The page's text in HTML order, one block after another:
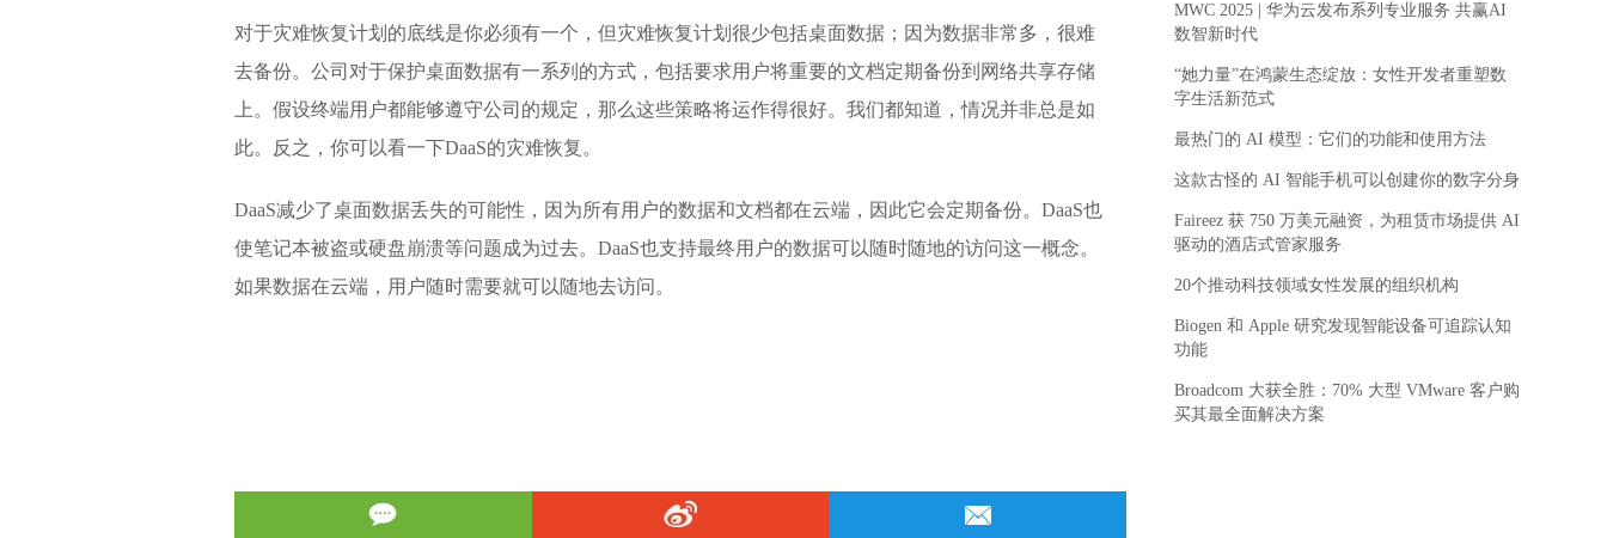
对于灾难恢复计划的底线是你必须有一个，但灾难恢复计划很少包括桌面数据；因为数据非常多，很难
去备份。公司对于保护桌面数据有一系列的方式，包括要求用户将重要的文档定期备份到网络共享存储
上。假设终端用户都能够遵守公司的规定，那么这些策略将运作得很好。我们都知道，情况并非总是如
此。反之，你可以看一下DaaS的灾难恢复。
DaaS减少了桌面数据丢失的可能性，因为所有用户的数据和文档都在云端，因此它会定期备份。DaaS也
使笔记本被盗或硬盘崩溃等问题成为过去。DaaS也支持最终用户的数据可以随时随地的访问这一概念。
如果数据在云端，用户随时需要就可以随地去访问。
MWC 2025 | 华为云发布系列专业服务 共赢AI
数智新时代
“她力量”在鸿蒙生态绽放：女性开发者重塑数
字生活新范式
最热门的 AI 模型：它们的功能和使用方法
这款古怪的 AI 智能手机可以创建你的数字分身
Faireez 获 750 万美元融资，为租赁市场提供 AI
驱动的酒店式管家服务
20个推动科技领域女性发展的组织机构
Biogen 和 Apple 研究发现智能设备可追踪认知
功能
Broadcom 大获全胜：70% 大型 VMware 客户购
买其最全面解决方案